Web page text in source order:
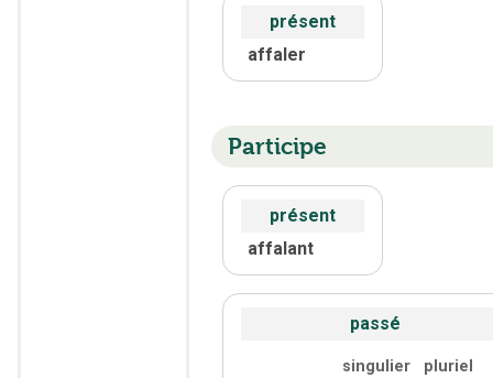
présent
affaler
Participe
présent
affalant
passé
singulier
pluriel